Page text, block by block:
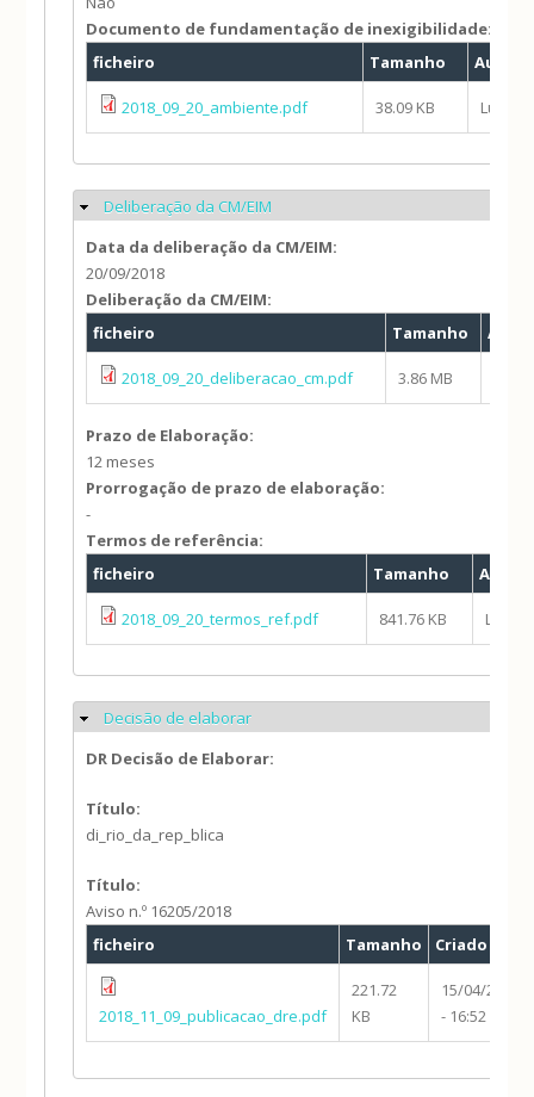
Documento de fundamentação de inexigibilidade:
ficheiro
Tamanho Autor
2018_09_20_ambiente.pdf 38.09 KB Luísa
Ocultar
Deliberação da CM/EIM
Data da deliberação da CM/EIM:
20/09/2018
Deliberação da CM/EIM:
ficheiro
Tamanho
2018_09_20_deliberacao_cm.pdf 3.86 MB
Prazo de Elaboração:
12 meses
Prorrogação de prazo de elaboração:
-
Termos de referência:
ficheiro
Tamanho Autor
2018_09_20_termos_ref.pdf 841.76 KB Luísa
Ocultar
Decisão de elaborar
DR Decisão de Elaborar:
Título:
di_rio_da_rep_blica
Título:
Aviso n.º 16205/2018
ficheiro
Tamanho Criado
2018_11_09_publicacao_dre.pdf
221.72
KB
15/04/2019
- 16:52